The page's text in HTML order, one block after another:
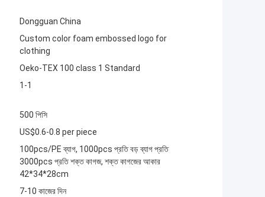
Dongguan China
Custom color foam embossed logo for
clothing
Oeko-TEX 100 class 1 Standard
1-1
500 পিসি
US$0.6-0.8 per piece
100pcs/PE ব্যাগ, 1000pcs প্রতি বড় ব্যাগ প্রতি
3000pcs প্রতি শক্ত কাগজ, শক্ত কাগজের আকার
42*34*28cm
7-10 কাজের দিন